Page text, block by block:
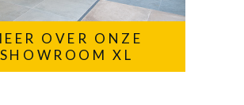
OVER ONZE
SHOWROOM XL